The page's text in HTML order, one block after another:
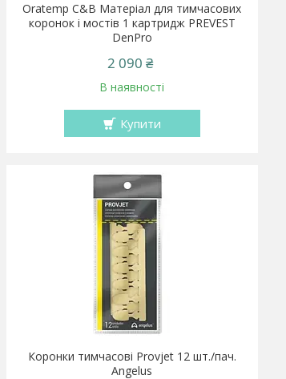
Oratemp C&B Матеріал для тимчасових
коронок і мостів 1 картридж PREVEST
DenPro
2 090 ₴
В наявності
Купити
Коронки тимчасові Provjet 12 шт./пач.
Angelus